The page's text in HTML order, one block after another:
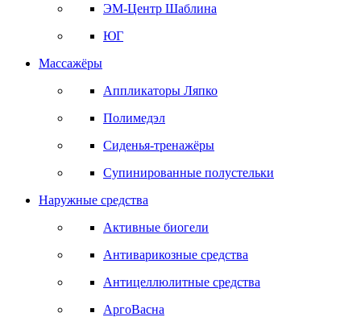
ЭМ-Центр Шаблина
ЮГ
Массажёры
Аппликаторы Ляпко
Полимедэл
Сиденья-тренажёры
Супинированные полустельки
Наружные средства
Активные биогели
Антиварикозные средства
Антицеллюлитные средства
АргоВасна